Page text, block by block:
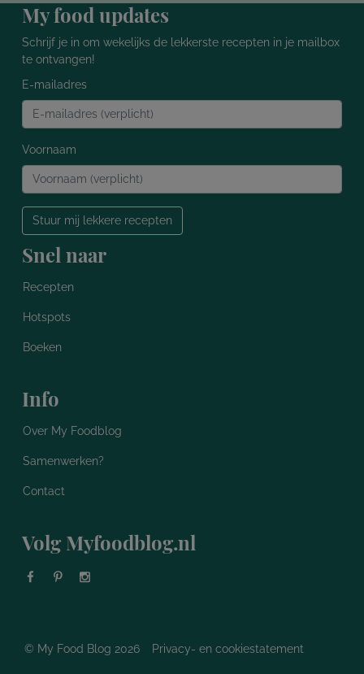
My food updates
Schrijf je in om wekelijks de lekkerste recepten in je mailbox
te ontvangen!
E-mailadres
Voornaam
Stuur mij lekkere recepten
Snel naar
Recepten
Hotspots
Boeken
Info
Over My Foodblog
Samenwerken?
Contact
Volg Myfoodblog.nl
© My Food Blog 2026 Privacy- en cookiestatement